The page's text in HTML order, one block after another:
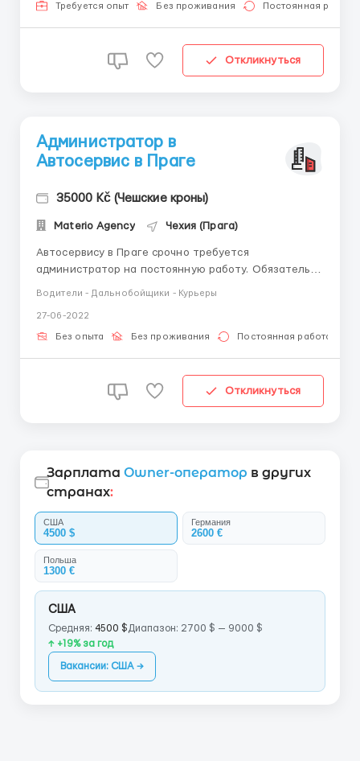
заявками и обращениями Запись на сервис
Требуется опыт Без проживания Постоянная работа
Откликнуться
Администратор в
Автосервис в Праге
35000 Kč (Чешские кроны)
Materio Agency Чехия (Прага)
Автосервису в Праге срочно требуется
администратор на постоянную работу. Обязательно
легальное пребывание в ЧР и отличный разговорный
консультация клиентов - Работа с интернет-
заявками и обращениями - Запись на сервис -
Водители - Дальнобойщики - Курьеры
27-06-2022
Без опыта Без проживания Постоянная работа
Откликнуться
Зарплата Owner-оператор в других
странах:
США
4500 $
Германия
2600 €
Польша
1300 €
США
Средняя: 4500 $ Диапазон: 2700 $ — 9000 $
↑ +19% за год
Вакансии: США →